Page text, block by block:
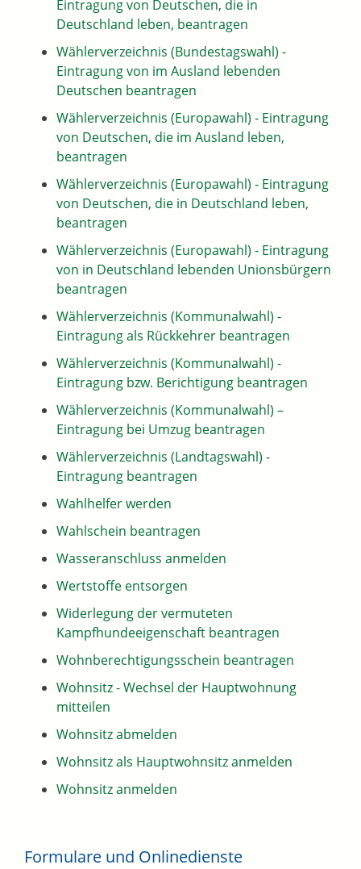
Eintragung von Deutschen, die in
Deutschland leben, beantragen
Wählerverzeichnis (Bundestagswahl) -
Eintragung von im Ausland lebenden
Deutschen beantragen
Wählerverzeichnis (Europawahl) - Eintragung
von Deutschen, die im Ausland leben,
beantragen
Wählerverzeichnis (Europawahl) - Eintragung
von Deutschen, die in Deutschland leben,
beantragen
Wählerverzeichnis (Europawahl) - Eintragung
von in Deutschland lebenden Unionsbürgern
beantragen
Wählerverzeichnis (Kommunalwahl) -
Eintragung als Rückkehrer beantragen
Wählerverzeichnis (Kommunalwahl) -
Eintragung bzw. Berichtigung beantragen
Wählerverzeichnis (Kommunalwahl) –
Eintragung bei Umzug beantragen
Wählerverzeichnis (Landtagswahl) -
Eintragung beantragen
Wahlhelfer werden
Wahlschein beantragen
Wasseranschluss anmelden
Wertstoffe entsorgen
Widerlegung der vermuteten
Kampfhundeeigenschaft beantragen
Wohnberechtigungsschein beantragen
Wohnsitz - Wechsel der Hauptwohnung
mitteilen
Wohnsitz abmelden
Wohnsitz als Hauptwohnsitz anmelden
Wohnsitz anmelden
Formulare und Onlinedienste